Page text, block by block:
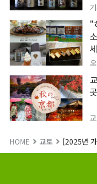
"
곳
HOME 교토 [2025년